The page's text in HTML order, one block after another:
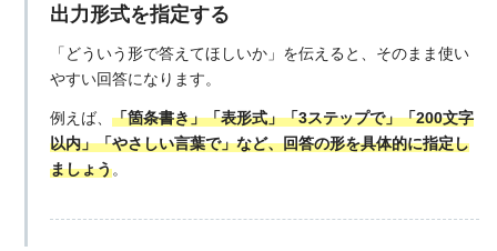
出力形式を指定する
「どういう形で答えてほしいか」を伝えると、そのまま使い
やすい回答になります。
例えば、 「箇条書き」「表形式」「3ステップで」「200文字
以内」「やさしい言葉で」など、回答の形を具体的に指定し
ましょう。